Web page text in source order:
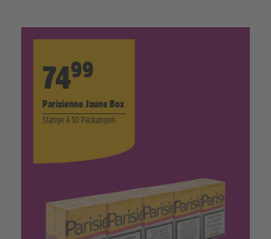
7499
Parisienne Jaune Box
Stange à 10 Packungen